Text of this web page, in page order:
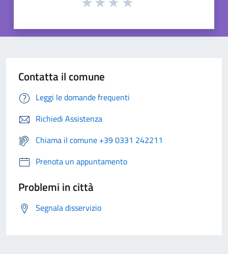
Contatta il comune
Leggi le domande frequenti
Richiedi Assistenza
Chiama il comune +39 0331 242211
Prenota un appuntamento
Problemi in città
Segnala disservizio